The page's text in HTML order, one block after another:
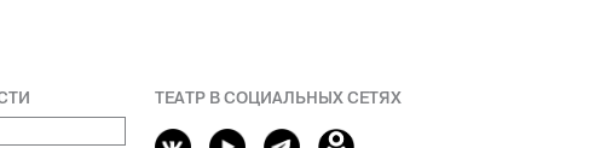
ТЕАТР В СОЦИАЛЬНЫХ СЕТЯХ